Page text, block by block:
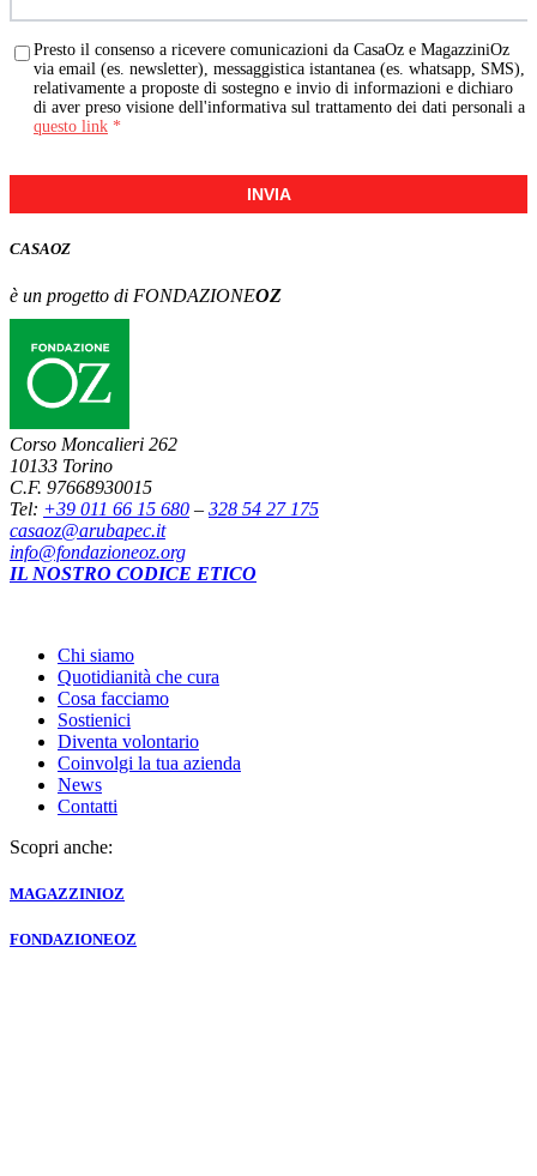
Presto il consenso a ricevere comunicazioni da CasaOz e MagazziniOz
via email (es. newsletter), messaggistica istantanea (es. whatsapp, SMS),
relativamente a proposte di sostegno e invio di informazioni e dichiaro
di aver preso visione dell'informativa sul trattamento dei dati personali a
questo link *
INVIA
CASAOZ
è un progetto di FONDAZIONEOZ
Corso Moncalieri 262
10133 Torino
C.F. 97668930015
Tel: +39 011 66 15 680 – 328 54 27 175
casaoz@arubapec.it
info@fondazioneoz.org
IL NOSTRO CODICE ETICO
Chi siamo
Quotidianità che cura
Cosa facciamo
Sostienici
Diventa volontario
Coinvolgi la tua azienda
News
Contatti
Scopri anche:
MAGAZZINIOZ
FONDAZIONEOZ